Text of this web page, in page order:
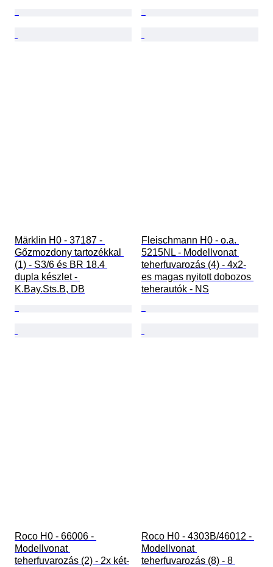
Märklin H0 - 37187 -
Gőzmozdony tartozékkal
(1) - S3/6 és BR 18.4
dupla készlet -
K.Bay.Sts.B, DB
Fleischmann H0 - o.a.
5215NL - Modellvonat
teherfuvarozás (4) - 4x2-
es magas nyitott dobozos
teherautók - NS
Roco H0 - 66006 -
Modellvonat
teherfuvarozás (2) - 2x két-
Roco H0 - 4303B/46012 -
Modellvonat
teherfuvarozás (8) - 8